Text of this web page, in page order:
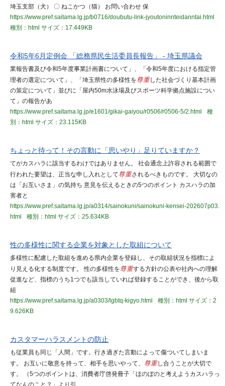
埼玉支部（犬） 〇 ねこかつ（猫） お問い合わせ 保
https://www.pref.saitama.lg.jp/b0716/doubutu-link-jyoutoninnteidanntai.html
種別：html サイズ：17.449KB
令和5年6月定例会 「総務県民生活委員長報告」 - 埼玉県議会
業報告書及び令和5年度事業計画書について」、「令和5年度における指定管
理者の選定について」、「埼玉県性の多様性を尊重した社会づくり基本計画
の策定について」並びに「屋内50m水泳場及びスポーツ科学拠点施設につい
て」の報告があ
https://www.pref.saitama.lg.jp/e1601/gikai-gaiyou/r0506/r0506-5/2.html
種
別：html サイズ：23.115KB
ちょっと待って！その言動に「思いやり」足りていますか？
てがカスハラに該当するわけではありません。 社会通念上許容される範囲で
行われた要望は、正当な申し入れとして尊重されるべきものです。 大切なの
は「お互いさま」の気持ち 意見を伝えるときの5つのポイント カスハラの加
害者と
https://www.pref.saitama.lg.jp/a0314/sainokuni/sainokuni-kensei-202607p03.
html
種別：html サイズ：25.634KB
性の多様性に関する企業を対象とした取組について
多様性に配慮した取組を進める県内企業を登録し、その取組状況を指標によ
り見える化する制度です。 性の多様性を尊重する方針の公表や社内への理解
促進など、指標のうち1つでも該当していれば登録することができ、後から取
組
https://www.pref.saitama.lg.jp/a0303/lgbtq-kigyo.html
種別：html サイズ：2
9.626KB
カスタマーハラスメントの防止
も従業員も同じ「人間」です。行き過ぎた言動によって傷ついてしまいま
す。 お互いに敬意を持って、相手を思いやって、 尊重し合うことが大切で
す。 （5つのポイントは、消費者庁啓発冊子「ほのぼのと考えようカスハラっ
てなんのこと？」より引